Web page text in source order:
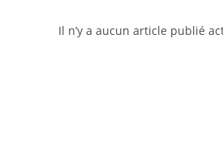
Il n’y a aucun article publié